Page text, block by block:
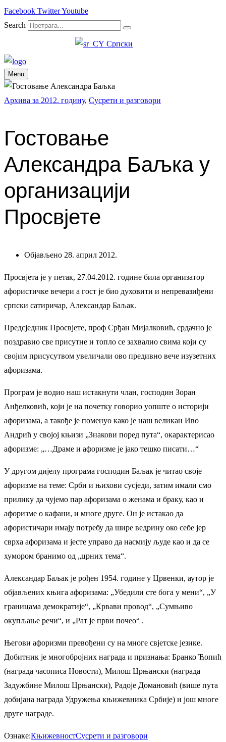
Facebook TwitterYoutube
Search
Српски
Menu
Архива за 2012. годину, Сусрети и разговори
Гостовање
Александра Баљка у
организацији
Просвјете
Објављено 28. април 2012.
Просвјета је у петак, 27.04.2012. године била организатор
афористичке вечери а гост је био духовити и непревазиђени
српски сатиричар, Александар Баљак.
Предсједник Просвјете, проф Срђан Мијалковић, срдачно је
поздравио све присутне и топло се захвалио свима који су
својим присусутвом увеличали ово предивно вече изузетних
афоризама.
Програм је водио наш истакнути члан, господин Зоран
Анђелковић, који је на почетку говорио уопште о историји
афоризама, а такође је поменуо како је наш великан Иво
Андрић у својој књизи „Знакови поред пута“, окарактерисао
афоризме: „…Драме и афоризме је јако тешко писати…“
У другом дијелу програма господин Баљак је читао своје
афоризме на теме: Срби и њихови сусједи, затим имали смо
прилику да чујемо пар афоризама о женама и браку, као и
афоризме о кафани, и многе друге. Он је истакао да
афористичари имају потребу да шире ведрину око себе јер
сврха афоризама и јесте управо да насмију људе као и да се
хумором бранимо од „црних тема“.
Александар Баљак је рођен 1954. године у Црвенки, аутор је
објављених књига афоризама: „Убедили сте бога у мени“, „У
границама демократије“, „Крвави провод“, „Сумњиво
окупљање речи“, и „Рат је први почео“ .
Његови афоризми превођени су на многе свјетске језике.
Добитник је многобројних награда и признања: Бранко Ћопић
(награда часописа Новости), Милош Црњански (награда
Задужбине Милош Црњански), Радоје Домановић (више пута
добијана награда Удружења књижевника Србије) и још многе
друге награде.
Ознаке:КњижевностСусрети и разговори